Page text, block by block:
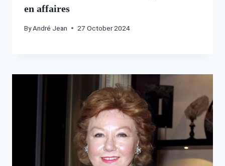
en affaires
ByAndré Jean 27 October 2024